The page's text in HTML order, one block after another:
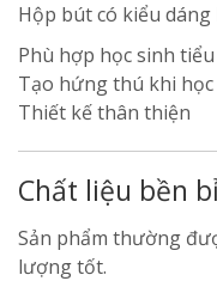
Hộp bút có kiểu dáng
Phù hợp học sinh
Tạo hứng thú khi
Thiết kế thân thiện
Chất liệu bền
Sản phẩm thường
lượng tốt.